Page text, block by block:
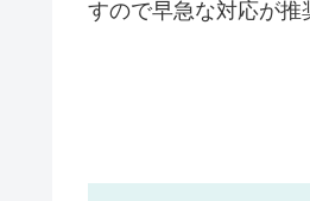
すので早急な対応が推